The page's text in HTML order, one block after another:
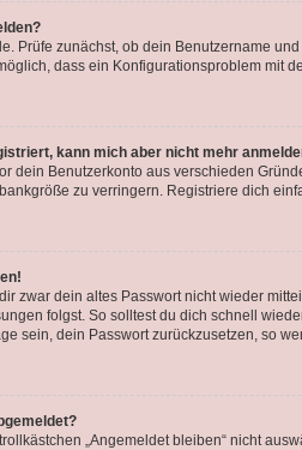
Prüfe zunächst, ob dein Benutzername
dass ein Konfigurationsproblem mit
kann mich aber nicht mehr
dein Benutzerkonto aus verschieden
zu verringern. Registriere dich
zwar dein altes Passwort nicht wieder
folgst. So solltest du dich schnell
sein, dein Passwort zurückzusetzen, so
„Angemeldet bleiben“ nicht